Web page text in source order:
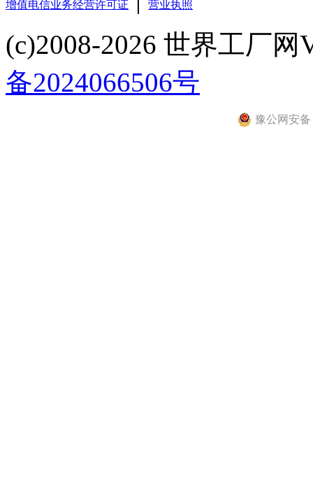
增值电信业务经营许可证 营业执照
(c)2008-2026 世界工厂网
备2024066506号
豫公网安备